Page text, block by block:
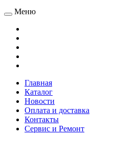
Меню
Главная
Каталог
Новости
Оплата и доставка
Контакты
Сервис и Ремонт